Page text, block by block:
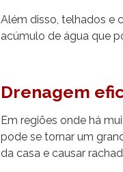
Além disso, telhados e
acúmulo de água que
Drenagem
Em regiões onde há
pode se tornar um
da casa e causar